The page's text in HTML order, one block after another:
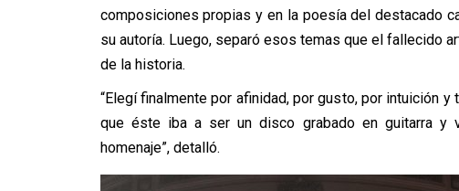
composiciones propias y en la poesía del destacado
su autoría. Luego, separó esos temas que el fallecido
de la historia.
“Elegí finalmente por afinidad, por gusto, por intuición
que éste iba a ser un disco grabado en guitarra
homenaje”, detalló.